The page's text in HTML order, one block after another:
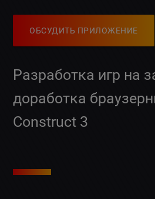
ОБСУДИТЬ ПРИЛОЖЕНИЕ
Разработка игр на
доработка
Construct 3